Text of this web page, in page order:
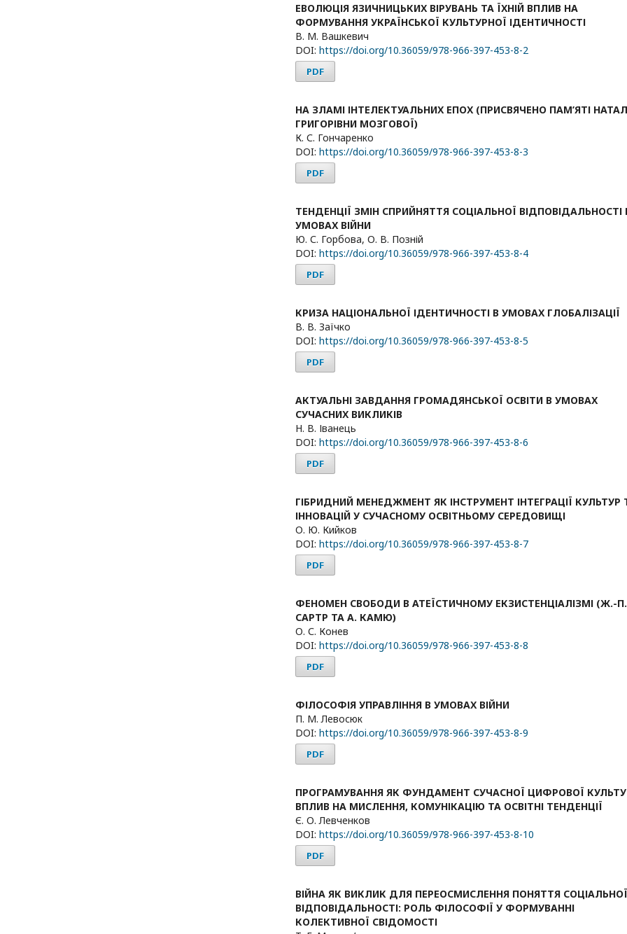
ЕВОЛЮЦІЯ ЯЗИЧНИЦЬКИХ ВІРУВАНЬ ТА ЇХНІЙ ВПЛИВ НА
ФОРМУВАННЯ УКРАЇНСЬКОЇ КУЛЬТУРНОЇ ІДЕНТИЧНОСТІ
В. М. Вашкевич
DOI: https://doi.org/10.36059/978-966-397-453-8-2
PDF
НА ЗЛАМІ ІНТЕЛЕКТУАЛЬНИХ ЕПОХ (ПРИСВЯЧЕНО ПАМ’ЯТІ
ГРИГОРІВНИ МОЗГОВОЇ)
К. С. Гончаренко
DOI: https://doi.org/10.36059/978-966-397-453-8-3
PDF
ТЕНДЕНЦІЇ ЗМІН СПРИЙНЯТТЯ СОЦІАЛЬНОЇ ВІДПОВІДАЛЬНОСТІ
УМОВАХ ВІЙНИ
Ю. С. Горбова, О. В. Позній
DOI: https://doi.org/10.36059/978-966-397-453-8-4
PDF
КРИЗА НАЦІОНАЛЬНОЇ ІДЕНТИЧНОСТІ В УМОВАХ ГЛОБАЛІЗАЦІЇ
В. В. Заїчко
DOI: https://doi.org/10.36059/978-966-397-453-8-5
PDF
АКТУАЛЬНІ ЗАВДАННЯ ГРОМАДЯНСЬКОЇ ОСВІТИ В УМОВАХ
СУЧАСНИХ ВИКЛИКІВ
Н. В. Іванець
DOI: https://doi.org/10.36059/978-966-397-453-8-6
PDF
ГІБРИДНИЙ МЕНЕДЖМЕНТ ЯК ІНСТРУМЕНТ ІНТЕГРАЦІЇ КУЛЬТУР
ІННОВАЦІЙ У СУЧАСНОМУ ОСВІТНЬОМУ СЕРЕДОВИЩІ
О. Ю. Кийков
DOI: https://doi.org/10.36059/978-966-397-453-8-7
PDF
ФЕНОМЕН СВОБОДИ В АТЕЇСТИЧНОМУ ЕКЗИСТЕНЦІАЛІЗМІ (Ж.-П.
САРТР ТА А. КАМЮ)
О. С. Конев
DOI: https://doi.org/10.36059/978-966-397-453-8-8
PDF
ФІЛОСОФІЯ УПРАВЛІННЯ В УМОВАХ ВІЙНИ
П. М. Левосюк
DOI: https://doi.org/10.36059/978-966-397-453-8-9
PDF
ПРОГРАМУВАННЯ ЯК ФУНДАМЕНТ СУЧАСНОЇ ЦИФРОВОЇ
ВПЛИВ НА МИСЛЕННЯ, КОМУНІКАЦІЮ ТА ОСВІТНІ ТЕНДЕНЦІЇ
Є. О. Левченков
DOI: https://doi.org/10.36059/978-966-397-453-8-10
PDF
ВІЙНА ЯК ВИКЛИК ДЛЯ ПЕРЕОСМИСЛЕННЯ ПОНЯТТЯ СОЦІАЛЬНОЇ
ВІДПОВІДАЛЬНОСТІ: РОЛЬ ФІЛОСОФІЇ У ФОРМУВАННІ
КОЛЕКТИВНОЇ СВІДОМОСТІ